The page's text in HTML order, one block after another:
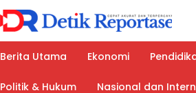
Berita Utama
Ekonomi
Politik & Hukum Nasional dan